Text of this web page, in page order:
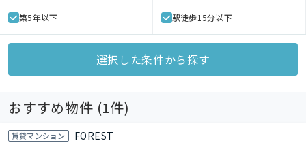
築5年以下 駅徒歩15分以下
選択した条件から探す
おすすめ物件 (1件)
賃貸マンション FOREST